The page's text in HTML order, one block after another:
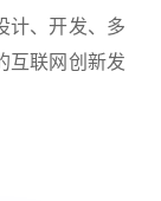
计、开发、多
互联网创新发